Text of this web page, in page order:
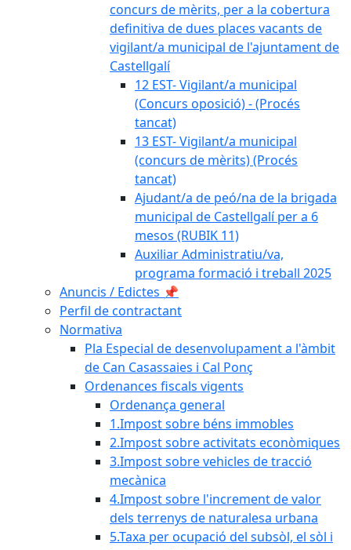
concurs de mèrits, per a la cobertura
definitiva de dues places vacants de
vigilant/a municipal de l'ajuntament de
Castellgalí
12 EST- Vigilant/a municipal
(Concurs oposició) - (Procés
tancat)
13 EST- Vigilant/a municipal
(concurs de mèrits) (Procés
tancat)
Ajudant/a de peó/na de la brigada
municipal de Castellgalí per a 6
mesos (RUBIK 11)
Auxiliar Administratiu/va,
programa formació i treball 2025
Anuncis / Edictes 📌
Perfil de contractant
Normativa
Pla Especial de desenvolupament a l'àmbit
de Can Casassaies i Cal Ponç
Ordenances fiscals vigents
Ordenança general
1.Impost sobre béns immobles
2.Impost sobre activitats econòmiques
3.Impost sobre vehicles de tracció
mecànica
4.Impost sobre l'increment de valor
dels terrenys de naturalesa urbana
5.Taxa per ocupació del subsòl, el sòl i